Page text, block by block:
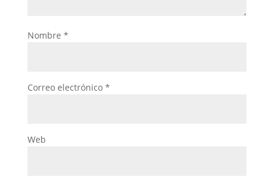
Nombre *
Correo electrónico *
Web